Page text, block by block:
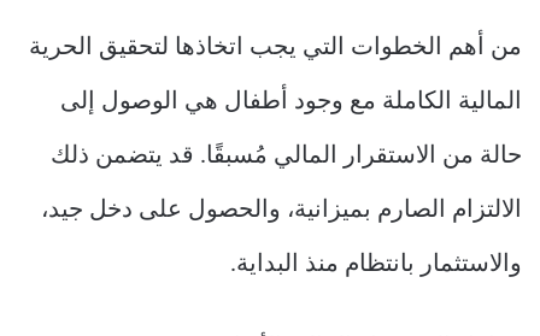
من أهم الخطوات التي يجب اتخاذها لتحقيق الحرية
المالية الكاملة مع وجود أطفال هي الوصول إلى
حالة من الاستقرار المالي مُسبقًا. قد يتضمن ذلك
الالتزام الصارم بميزانية، والحصول على دخل جيد،
والاستثمار بانتظام منذ البداية.